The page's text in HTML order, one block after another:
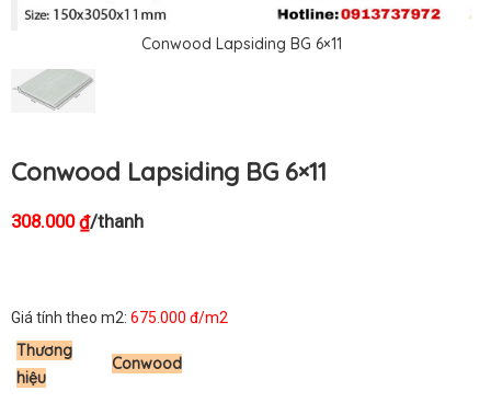
Conwood Lapsiding BG 6×11
Conwood Lapsiding BG 6×11
308.000₫/thanh
Giá tính theo m2: 675.000 đ/m2
Thương
hiệu
Conwood